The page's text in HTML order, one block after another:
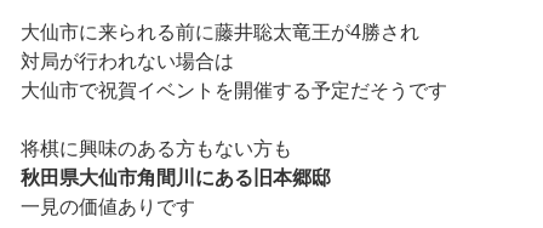
大仙市に来られる前に藤井聡太竜王が4勝され
対局が行われない場合は
大仙市で祝賀イベントを開催する予定だそうです
将棋に興味のある方もない方も
秋田県大仙市角間川にある旧本郷邸
一見の価値ありです